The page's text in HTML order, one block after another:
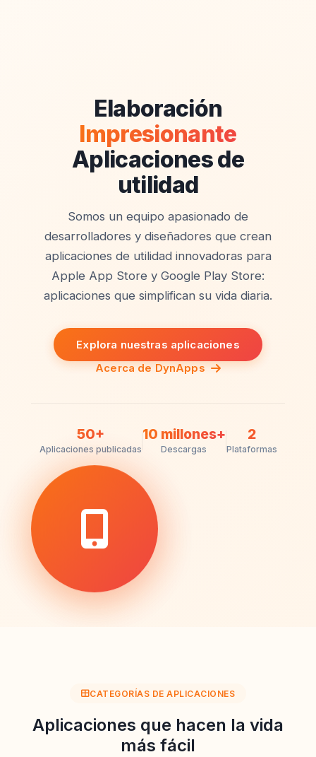
Elaboración
Impresionante
Aplicaciones de
utilidad
Somos un equipo apasionado de
desarrolladores y diseñadores que crean
aplicaciones de utilidad innovadoras para
Apple App Store y Google Play Store:
aplicaciones que simplifican su vida diaria.
Explora nuestras aplicaciones
Acerca de DynApps
50+
Aplicaciones publicadas
10 millones+
Descargas
2
Plataformas
CATEGORÍAS DE APLICACIONES
Aplicaciones que hacen la vida
más fácil